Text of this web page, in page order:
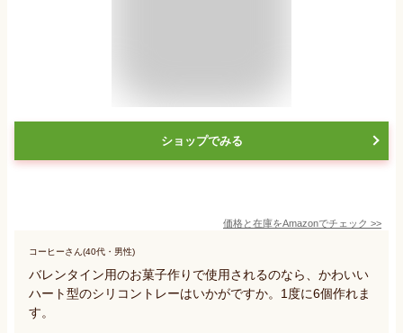
ショップでみる
価格と在庫をAmazonでチェック >>
コーヒーさん(40代・男性)
バレンタイン用のお菓子作りで使用されるのなら、かわいい
ハート型のシリコントレーはいかがですか。1度に6個作れま
す。